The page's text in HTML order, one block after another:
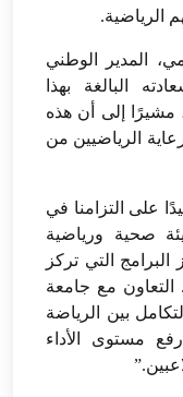
الرياضية.
المدير الوطني
البالغة بهذا
مشيرًا إلى أن هذه
الرياضيين من
على التزامنا في
صحية ورياضية
البرامج التي تركز
التعاون مع جامعة
بين الرياضة
مستوى الأداء